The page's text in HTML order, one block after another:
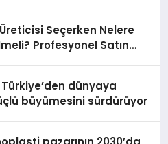
Seçerken Nelere
Profesyonel Satın
dünyaya
büyümesini sürdürüyor